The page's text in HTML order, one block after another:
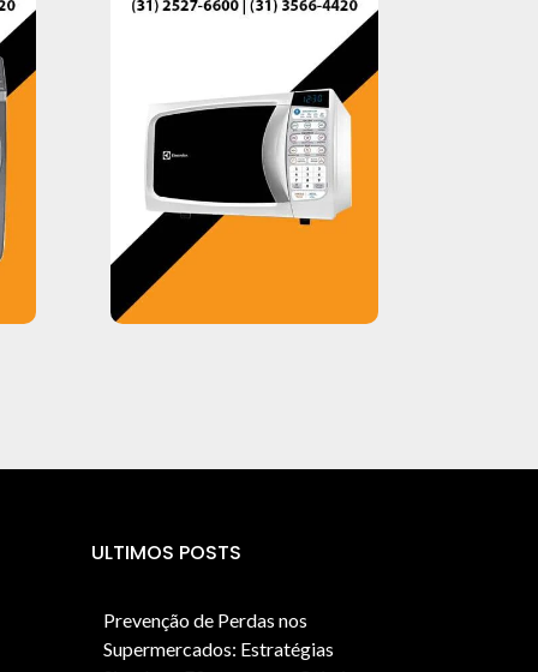
ULTIMOS POSTS
Prevenção de Perdas nos
Supermercados: Estratégias